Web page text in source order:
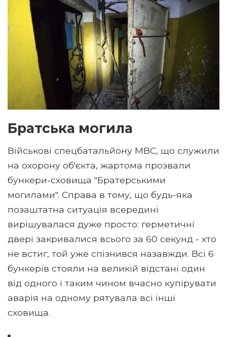
Братська могила
Військові спецбатальйону МВС, що служили
на охорону об'єкта, жартома прозвали
бункери-сховища "Братерськими
могилами". Справа в тому, що будь-яка
позаштатна ситуація всередині
вирішувалася дуже просто: герметичні
двері закривалися всього за 60 секунд - хто
не встиг, той уже спізнився назавжди. Всі 6
бункерів стояли на великій відстані один
від одного і таким чином вчасно купірувати
аварія на одному рятувала всі інші
сховища.